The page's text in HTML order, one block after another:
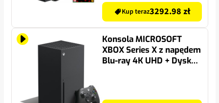
Series X)Kup teraz3292.98 zł
Konsola MICROSOFT
XBOX Series X z napędem
Blu-ray 4K UHD + Dysk